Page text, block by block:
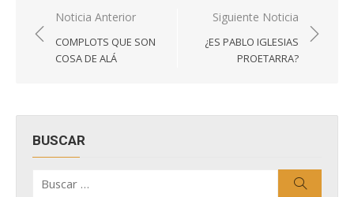
Navegación
de
entradas
Noticia Anterior
COMPLOTS QUE SON
COSA DE ALÁ
Siguiente Noticia
¿ES PABLO IGLESIAS
PROETARRA?
BUSCAR
por: